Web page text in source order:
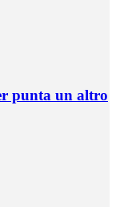
punta un altro